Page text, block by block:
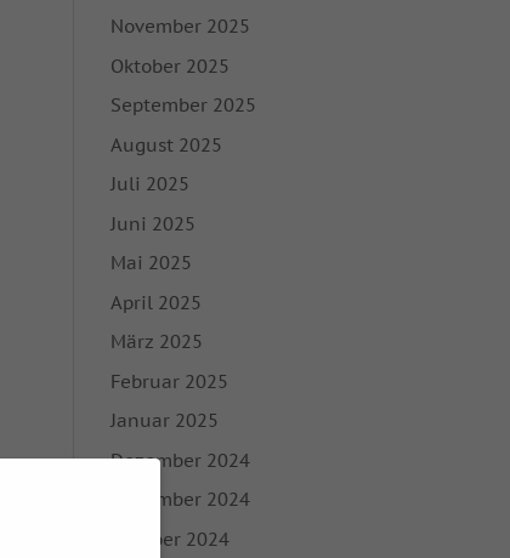
November 2025
Oktober 2025
September 2025
August 2025
Juli 2025
Juni 2025
Mai 2025
April 2025
März 2025
Februar 2025
Januar 2025
Dezember 2024
November 2024
Oktober 2024